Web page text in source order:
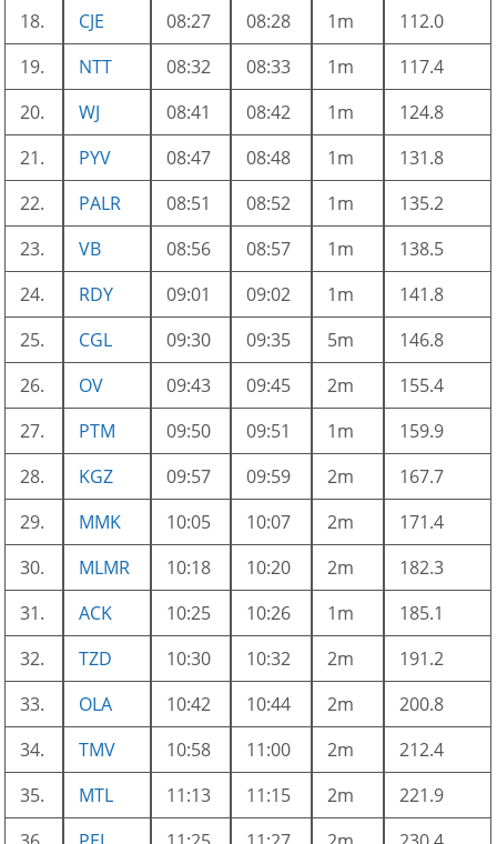
18.
CJE 08:27 08:28 1m
112.0
19.
NTT 08:32 08:33 1m
117.4
20.
WJ 08:41 08:42 1m
124.8
21.
PYV 08:47 08:48 1m
131.8
22.
PALR 08:51 08:52 1m
135.2
23.
VB 08:56 08:57 1m
138.5
24.
RDY 09:01 09:02 1m
141.8
25.
CGL 09:30 09:35 5m
146.8
26.
OV 09:43 09:45 2m
155.4
27.
PTM 09:50 09:51 1m
159.9
28.
KGZ 09:57 09:59 2m
167.7
29.
MMK 10:05 10:07 2m
171.4
30.
MLMR 10:18 10:20 2m
182.3
31.
ACK 10:25 10:26 1m
185.1
32.
TZD 10:30 10:32 2m
191.2
33.
OLA 10:42 10:44 2m
200.8
34.
TMV 10:58 11:00 2m
212.4
35.
MTL 11:13 11:15 2m
221.9